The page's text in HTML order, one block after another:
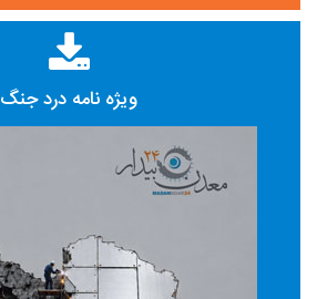
ویژه نامه درد جنگ